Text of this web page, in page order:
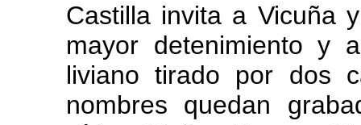
Castilla invita a Vicuña
mayor detenimiento y
liviano tirado por dos
nombres quedan